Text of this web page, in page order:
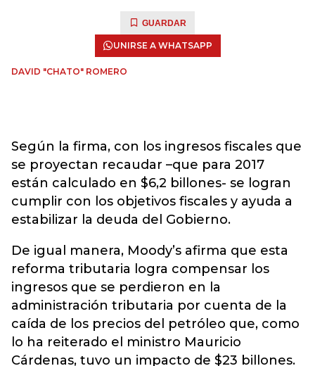
GUARDAR
UNIRSE A WHATSAPP
DAVID "CHATO" ROMERO
Según la firma, con los ingresos fiscales que
se proyectan recaudar –que para 2017
están calculado en $6,2 billones- se logran
cumplir con los objetivos fiscales y ayuda a
estabilizar la deuda del Gobierno.
De igual manera, Moody’s afirma que esta
reforma tributaria logra compensar los
ingresos que se perdieron en la
administración tributaria por cuenta de la
caída de los precios del petróleo que, como
lo ha reiterado el ministro Mauricio
Cárdenas, tuvo un impacto de $23 billones.